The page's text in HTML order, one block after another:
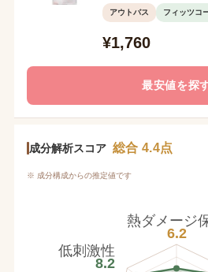
アウトバス フィッツコ
¥1,760
最安値を探
成分解析スコア 総合 4.4点
※ 成分構成からの推定値です
熱ダメージ
6.2
低刺激性
8.2